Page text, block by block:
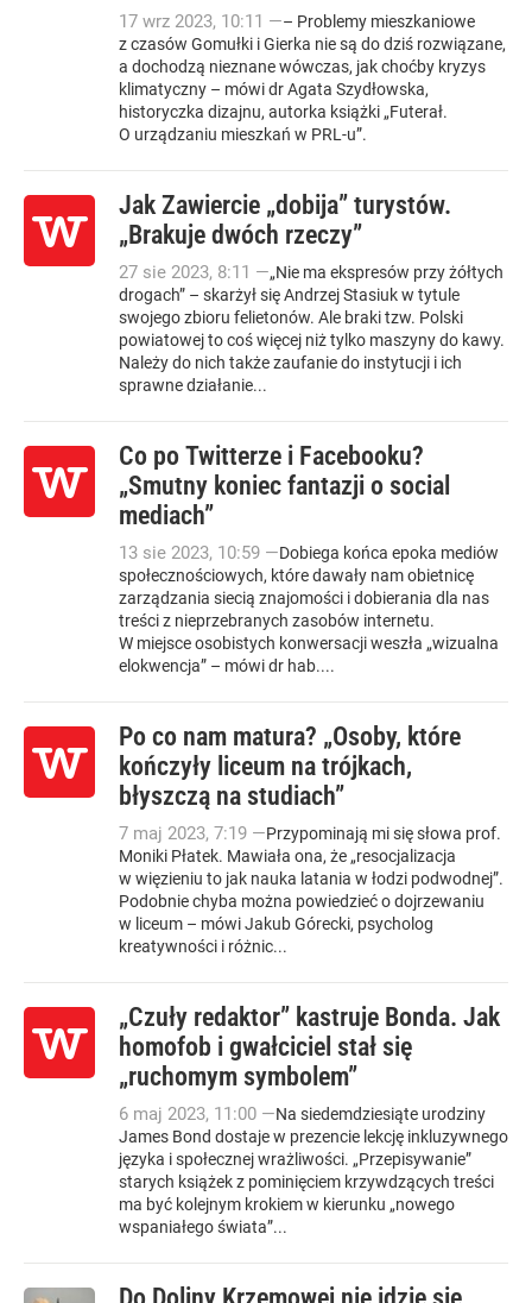
17 wrz 2023, 10:11 —– Problemy mieszkaniowe
z czasów Gomułki i Gierka nie są do dziś rozwiązane,
a dochodzą nieznane wówczas, jak choćby kryzys
klimatyczny – mówi dr Agata Szydłowska,
historyczka dizajnu, autorka książki „Futerał.
O urządzaniu mieszkań w PRL-u”.
Jak Zawiercie „dobija” turystów.
„Brakuje dwóch rzeczy”
27 sie 2023, 8:11 —„Nie ma ekspresów przy żółtych
drogach” – skarżył się Andrzej Stasiuk w tytule
swojego zbioru felietonów. Ale braki tzw. Polski
powiatowej to coś więcej niż tylko maszyny do kawy.
Należy do nich także zaufanie do instytucji i ich
sprawne działanie...
Co po Twitterze i Facebooku?
„Smutny koniec fantazji o social
mediach”
13 sie 2023, 10:59 —Dobiega końca epoka mediów
społecznościowych, które dawały nam obietnicę
zarządzania siecią znajomości i dobierania dla nas
treści z nieprzebranych zasobów internetu.
W miejsce osobistych konwersacji weszła „wizualna
elokwencja” – mówi dr hab....
Po co nam matura? „Osoby, które
kończyły liceum na trójkach,
błyszczą na studiach”
7 maj 2023, 7:19 —Przypominają mi się słowa prof.
Moniki Płatek. Mawiała ona, że „resocjalizacja
w więzieniu to jak nauka latania w łodzi podwodnej”.
Podobnie chyba można powiedzieć o dojrzewaniu
w liceum – mówi Jakub Górecki, psycholog
kreatywności i różnic...
„Czuły redaktor” kastruje Bonda. Jak
homofob i gwałciciel stał się
„ruchomym symbolem”
6 maj 2023, 11:00 —Na siedemdziesiąte urodziny
James Bond dostaje w prezencie lekcję inkluzywnego
języka i społecznej wrażliwości. „Przepisywanie”
starych książek z pominięciem krzywdzących treści
ma być kolejnym krokiem w kierunku „nowego
wspaniałego świata”...